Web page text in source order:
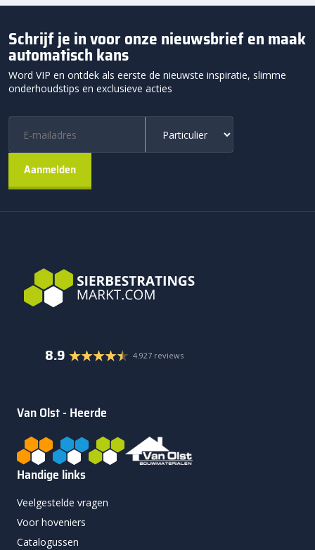
Schrijf je in voor onze nieuwsbrief en maak
automatisch kans
Word VIP en ontdek als eerste de nieuwste inspiratie, slimme
onderhoudstips en exclusieve acties
8.9 4.927 reviews
Van Olst - Heerde
Handige links
Veelgestelde vragen
Voor hoveniers
Catalogussen